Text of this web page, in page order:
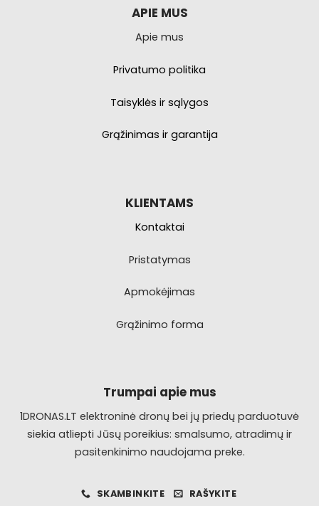
APIE MUS
Apie mus
Privatumo politika
Taisyklės ir sąlygos
Grąžinimas ir garantija
KLIENTAMS
Kontaktai
Pristatymas
Apmokėjimas
Grąžinimo forma
Trumpai apie mus
1DRONAS.LT elektroninė dronų bei jų priedų parduotuvė
siekia atliepti Jūsų poreikius: smalsumo, atradimų ir
pasitenkinimo naudojama preke.
SKAMBINKITE RAŠYKITE